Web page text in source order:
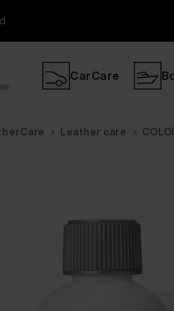
CarCare
Leather care